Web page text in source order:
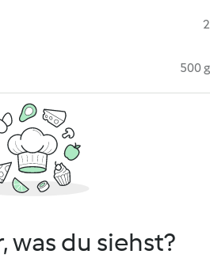
2
500 g
was du siehst?